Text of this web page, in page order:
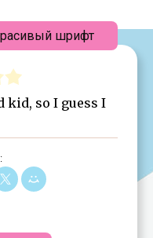
kid, so I guess I
шрифт